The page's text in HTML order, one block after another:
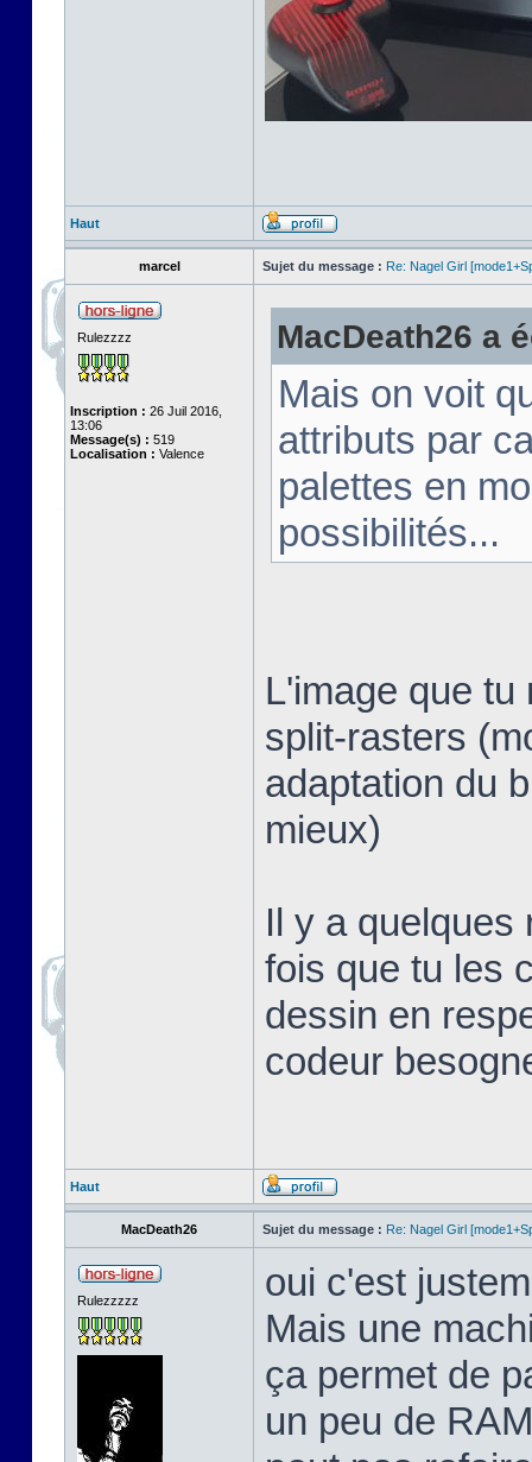
Haut
marcel Sujet du message : Re: Nagel Girl
Rulezzzz
Inscription : 26 Juil 2016,
13:06
Message(s) : 519
Localisation : Valence
MacDeath26 a
Mais on voit
attributs par
palettes en
possibilités...
L'image que
split-rasters
adaptation du
mieux)
Il y a quelques
fois que tu les
dessin en
codeur
Haut
MacDeath26 Sujet du message : Re: Nagel Girl
Rulezzzzz
oui c'est
Mais une
ça permet de
un peu de